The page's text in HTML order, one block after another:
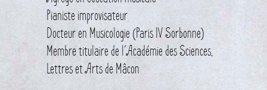
Pianiste improvisateur
Docteur en Musicologie (Paris IV Sorbonne)
Membre titulaire de l´Académie des Sciences,
Lettres et Arts de Mâcon